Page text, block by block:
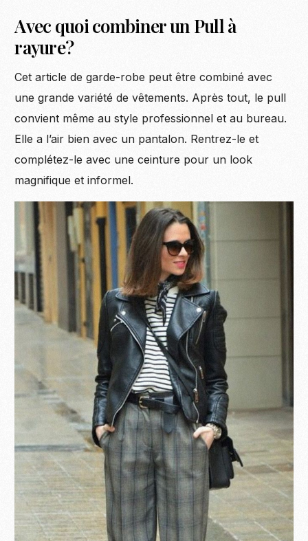
Avec quoi combiner un Pull à
rayure?
Cet article de garde-robe peut être combiné avec
une grande variété de vêtements. Après tout, le pull
convient même au style professionnel et au bureau.
Elle a l’air bien avec un pantalon. Rentrez-le et
complétez-le avec une ceinture pour un look
magnifique et informel.
Become